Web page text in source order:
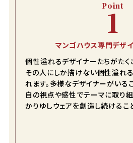
Point
1
マンゴハウス専門デザ
個性溢れるデザイナーたちがたく
その人にしか描けない個性溢れ
れます。多様なデザイナーがいる
自の視点や感性でテーマに取り
かりゆしウェアを創造し続けるこ